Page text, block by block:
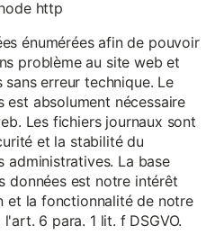
http
énumérées afin de pouvoir
problème au site web et
erreur technique. Le
absolument nécessaire
Les fichiers journaux sont
et la stabilité du
administratives. La base
données est notre intérêt
et la fonctionnalité de notre
6 para. 1 lit. f DSGVO.